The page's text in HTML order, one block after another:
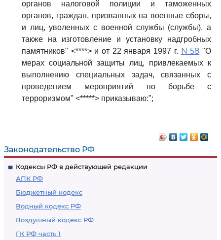
Законодательство РФ
Кодексы РФ в действующей редакции
АПК РФ
Бюджетный кодекс
Водный кодекс РФ
Воздушный кодекс РФ
ГК РФ часть 1
органов налоговой полиции и таможенных
органов, граждан, призванных на военные сборы,
и лиц, уволенных с военной службы (службы), а
также на изготовление и установку надгробных
памятников" <****> и от 22 января 1997 г. N 58 "О
мерах социальной защиты лиц, привлекаемых к
выполнению специальных задач, связанных с
проведением мероприятий по борьбе с
терроризмом" <*****> приказываю:";